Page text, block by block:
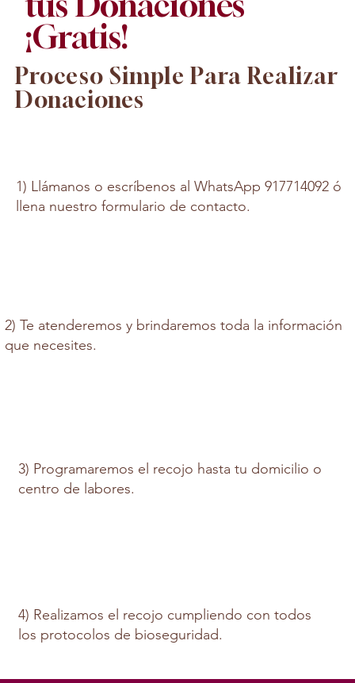
¡Gratis!
Proceso Simple Para Realizar
Donaciones
1) Llámanos o escríbenos al WhatsApp 917714092 ó
llena nuestro formulario de contacto.
2) Te atenderemos y brindaremos toda la información
que necesites.
3) Programaremos el recojo hasta tu domicilio o
centro de labores.
4) Realizamos el recojo cumpliendo con todos
los protocolos de bioseguridad.